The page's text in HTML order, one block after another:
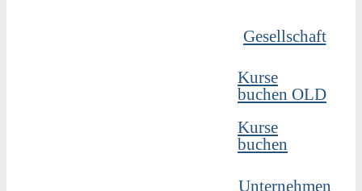
Gesellschaft
Kurse
buchen OLD
Kurse
buchen
Unternehmen